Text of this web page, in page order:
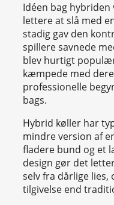
Idéen bag hybriden
lettere at slå med
stadig gav den
spillere savnede
blev hurtigt
kæmpede med
professionelle
bags.
Hybrid køller har
mindre version af
fladere bund og et
design gør det
selv fra dårlige lies,
tilgivelse end